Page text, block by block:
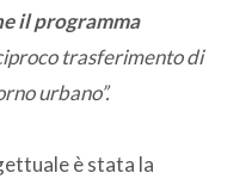
il programma
trasferimento di
urbano”.
è stata la